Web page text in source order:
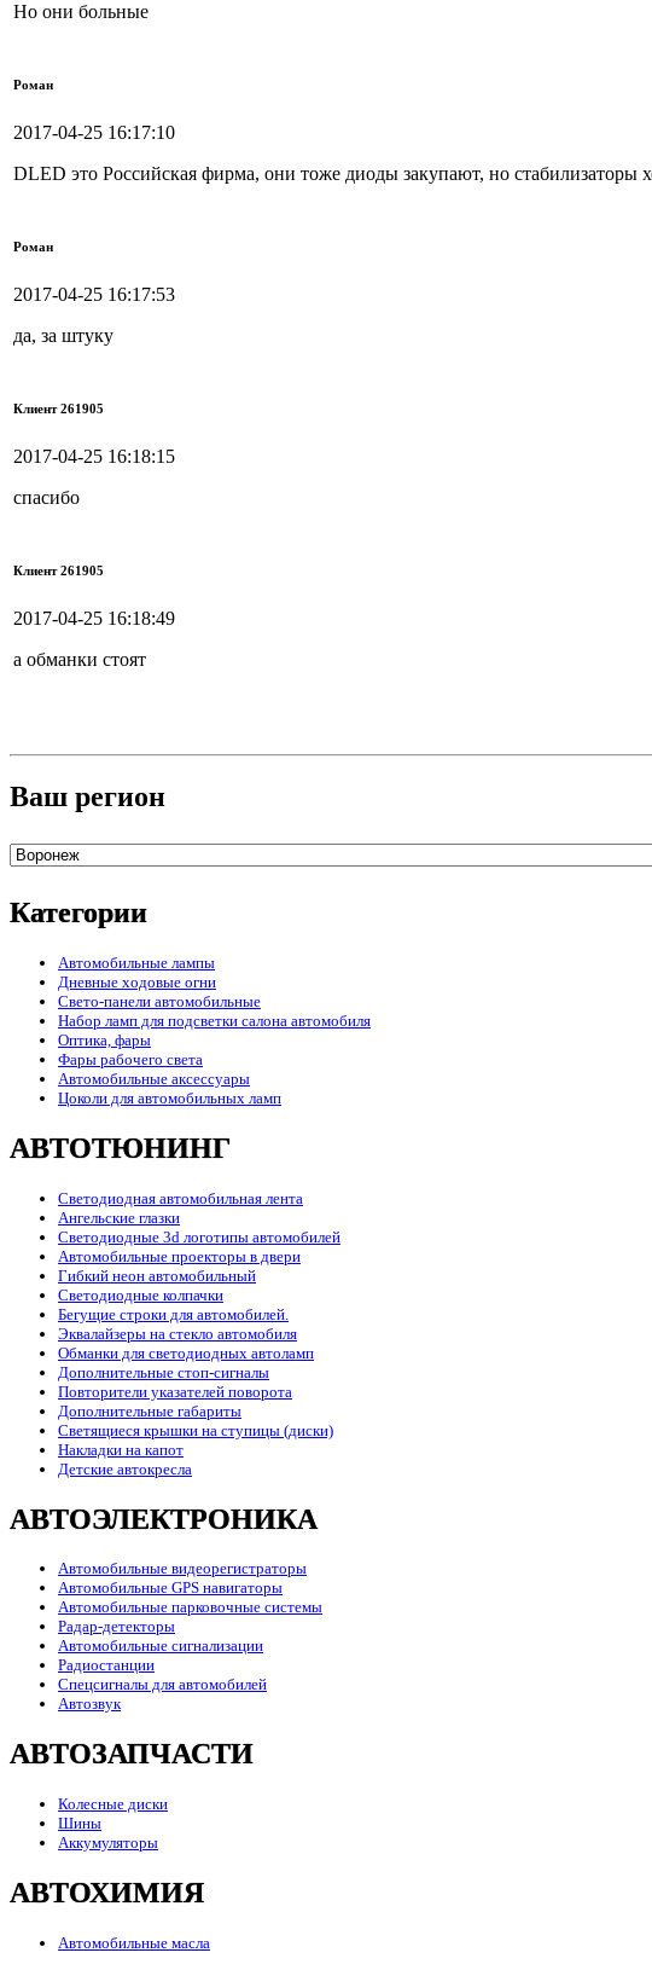
Но они больные
Роман
2017-04-25 16:17:10
DLED это Российская фирма, они тоже диоды закупают, но стабилизаторы
Роман
2017-04-25 16:17:53
да, за штуку
Клиент 261905
2017-04-25 16:18:15
спасибо
Клиент 261905
2017-04-25 16:18:49
а обманки стоят
Ваш регион
Категории
Автомобильные лампы
Дневные ходовые огни
Свето-панели автомобильные
Набор ламп для подсветки салона автомобиля
Оптика, фары
Фары рабочего света
Автомобильные аксессуары
Цоколи для автомобильных ламп
АВТОТЮНИНГ
Светодиодная автомобильная лента
Ангельские глазки
Светодиодные 3d логотипы автомобилей
Автомобильные проекторы в двери
Гибкий неон автомобильный
Светодиодные колпачки
Бегущие строки для автомобилей.
Эквалайзеры на стекло автомобиля
Обманки для светодиодных автоламп
Дополнительные стоп-сигналы
Повторители указателей поворота
Дополнительные габариты
Светящиеся крышки на ступицы (диски)
Накладки на капот
Детские автокресла
АВТОЭЛЕКТРОНИКА
Автомобильные видеорегистраторы
Автомобильные GPS навигаторы
Автомобильные парковочные системы
Радар-детекторы
Автомобильные сигнализации
Радиостанции
Спецсигналы для автомобилей
Автозвук
АВТОЗАПЧАСТИ
Колесные диски
Шины
Аккумуляторы
АВТОХИМИЯ
Автомобильные масла